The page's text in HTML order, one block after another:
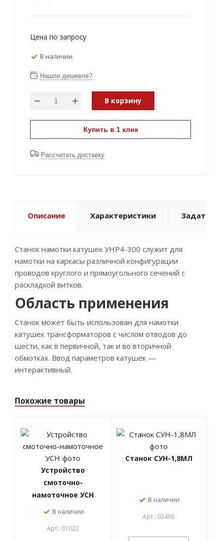
Цена по запросу
В наличии
Нашли дешевле?
В корзину
Купить в 1 клик
Рассчитать доставку
Описание Характеристики Задать
Станок намотки катушек УНР4-300 служит для
намотки на каркасы различной конфигурации
проводов круглого и прямоугольного сечений с
раскладкой витков.
Область применения
Станок может быть использован для намотки
катушек трансформаторов с числом отводов до
шести, как в первичной, так и во вторичной
обмотках. Ввод параметров катушек —
интерактивный.
Похожие товары
Устройство
смоточно-
намоточное УСН
В наличии
Арт.: 01022
Станок СУН-1,8МЛ
В наличии
Арт.: 02406